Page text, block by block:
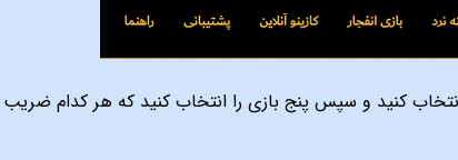
کنید و سپس پنج بازی را انتخاب کنید که هر کدام ضریب